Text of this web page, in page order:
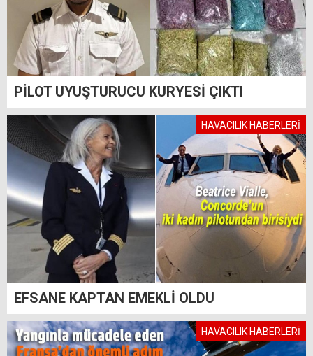
PİLOT UYUŞTURUCU KURYESİ ÇIKTI
HAVACILIK HABERLERİ
EFSANE KAPTAN EMEKLİ OLDU
HAVACILIK HABERLERİ